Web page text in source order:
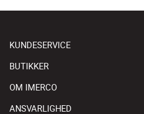
KUNDESERVICE
BUTIKKER
OM IMERCO
ANSVARLIGHED